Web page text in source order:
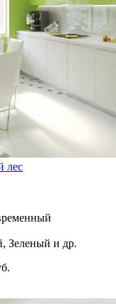
лес
Зеленый и др.